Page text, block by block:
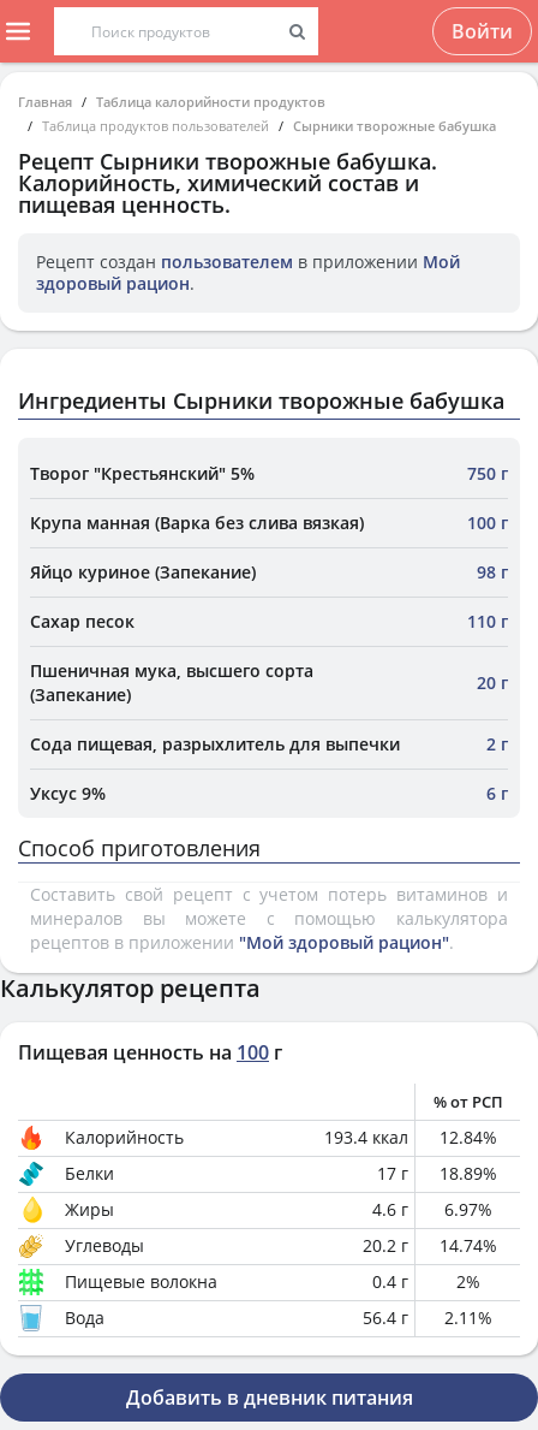
Войти
Главная
Таблица калорийности продуктов
Таблица продуктов пользователей
Сырники творожные бабушка
Рецепт Сырники творожные бабушка.
Калорийность, химический состав и
пищевая ценность.
Рецепт создан пользователем в приложении Мой
здоровый рацион.
Ингредиенты Сырники творожные бабушка
Творог "Крестьянский" 5% 750 г
Крупа манная (Варка без слива вязкая) 100 г
Яйцо куриное (Запекание) 98 г
Сахар песок 110 г
Пшеничная мука, высшего сорта
(Запекание)
20 г
Сода пищевая, разрыхлитель для выпечки 2 г
Уксус 9% 6 г
Способ приготовления
Составить свой рецепт с учетом потерь витаминов и
минералов вы можете с помощью калькулятора
рецептов в приложении "Мой здоровый рацион".
Калькулятор рецепта
Пищевая ценность на 100 г
% от РСП
Калорийность 193.4 ккал 12.84%
Белки
17 г 18.89%
Жиры
4.6 г 6.97%
Углеводы
20.2 г 14.74%
Пищевые волокна
0.4 г 2%
Вода
56.4 г 2.11%
Добавить в дневник питания